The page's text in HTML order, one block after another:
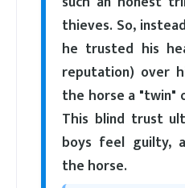
thieves. So,
he trusted his
reputation) over
the horse a "twin"
This blind trust
boys feel guilty,
the horse.